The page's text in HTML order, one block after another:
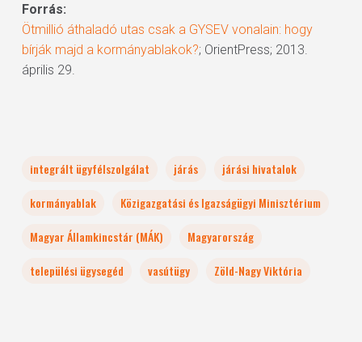
Forrás:
Ötmillió áthaladó utas csak a GYSEV vonalain: hogy
bírják majd a kormányablakok?; OrientPress; 2013.
április 29.
integrált ügyfélszolgálat járás
járási hivatalok
kormányablak
Közigazgatási és Igazságügyi Minisztérium
Magyar Államkincstár (MÁK)
Magyarország
települési ügysegéd
vasútügy Zöld-Nagy Viktória